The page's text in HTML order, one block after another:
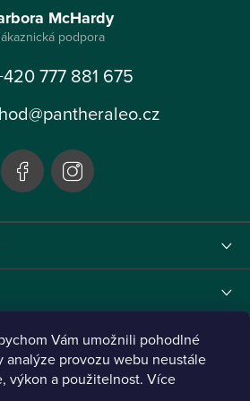
Vám umožnili pohodlné
analýze provozu webu neustále
výkon a použitelnost. Více
McHardy
777 881 675
@pantheraleo.cz
reg.č. 0380001205 s názvem Panthera Leo
nástrojů financovaný Evropskou Unií -